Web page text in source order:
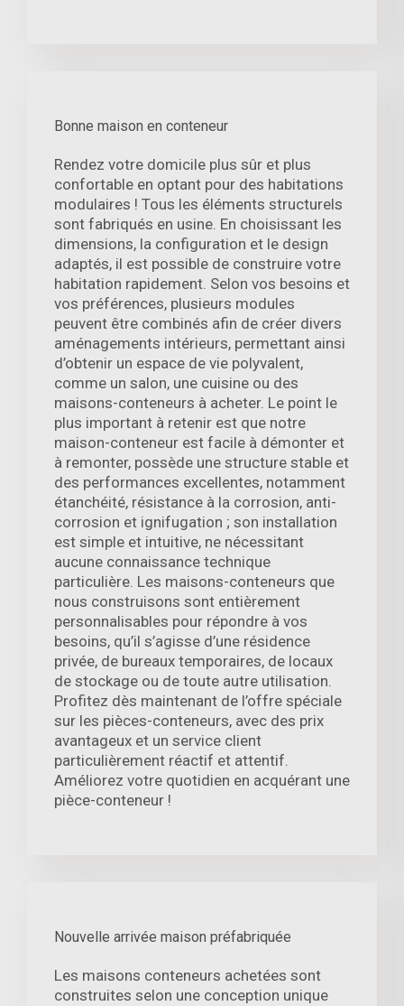
Bonne maison en conteneur
Rendez votre domicile plus sûr et plus
confortable en optant pour des habitations
modulaires ! Tous les éléments structurels
sont fabriqués en usine. En choisissant les
dimensions, la configuration et le design
adaptés, il est possible de construire votre
habitation rapidement. Selon vos besoins et
vos préférences, plusieurs modules
peuvent être combinés afin de créer divers
aménagements intérieurs, permettant ainsi
d’obtenir un espace de vie polyvalent,
comme un salon, une cuisine ou des
maisons-conteneurs à acheter. Le point le
plus important à retenir est que notre
maison-conteneur est facile à démonter et
à remonter, possède une structure stable et
des performances excellentes, notamment
étanchéité, résistance à la corrosion, anti-
corrosion et ignifugation ; son installation
est simple et intuitive, ne nécessitant
aucune connaissance technique
particulière. Les maisons-conteneurs que
nous construisons sont entièrement
personnalisables pour répondre à vos
besoins, qu’il s’agisse d’une résidence
privée, de bureaux temporaires, de locaux
de stockage ou de toute autre utilisation.
Profitez dès maintenant de l’offre spéciale
sur les pièces-conteneurs, avec des prix
avantageux et un service client
particulièrement réactif et attentif.
Améliorez votre quotidien en acquérant une
pièce-conteneur !
Nouvelle arrivée maison préfabriquée
Les maisons conteneurs achetées sont
construites selon une conception unique